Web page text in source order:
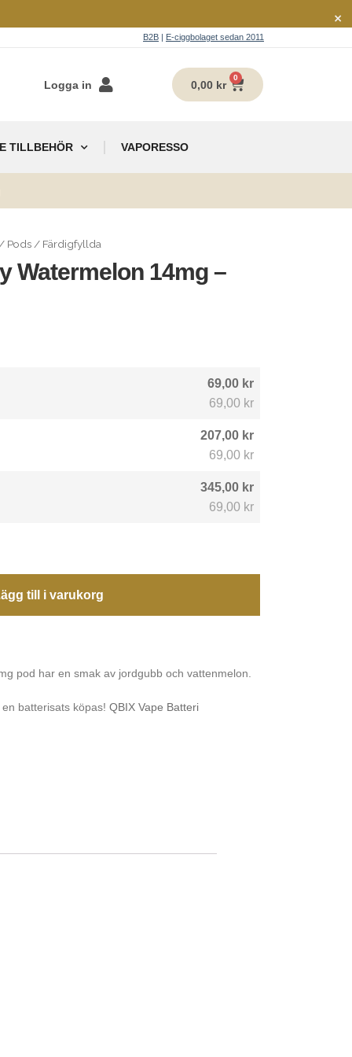
×
B2B | E-ciggbolaget sedan 2011
Logga in 0,00 kr
0
TILLBEHÖR VAPORESSO
Pods/ Färdigfyllda
Watermelon 14mg –
69,00 kr
69,00 kr
207,00 kr
69,00 kr
345,00 kr
69,00 kr
till i varukorg
pod har en smak av jordgubb och vattenmelon.
batterisats köpas! QBIX Vape Batteri